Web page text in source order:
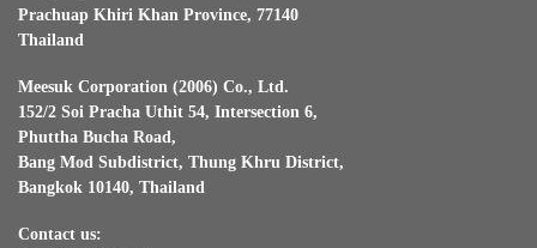
Prachuap Khiri Khan Province, 77140
Thailand
Meesuk Corporation (2006) Co., Ltd.
152/2 Soi Pracha Uthit 54, Intersection 6,
Phuttha Bucha Road,
Bang Mod Subdistrict, Thung Khru District,
Bangkok 10140, Thailand
Contact us: